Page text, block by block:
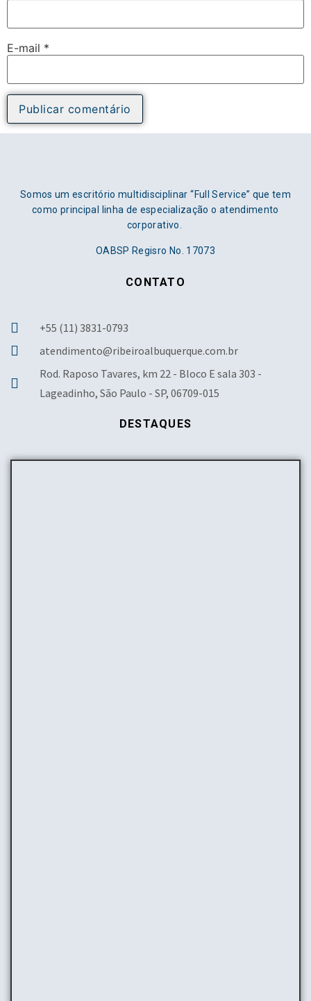
E-mail *
Somos um escritório multidisciplinar “Full Service” que tem
como principal linha de especialização o atendimento
corporativo.
OABSP Regisro No. 17073
CONTATO
+55 (11) 3831-0793
atendimento@ribeiroalbuquerque.com.br
Rod. Raposo Tavares, km 22 - Bloco E sala 303 -
Lageadinho, São Paulo - SP, 06709-015
DESTAQUES